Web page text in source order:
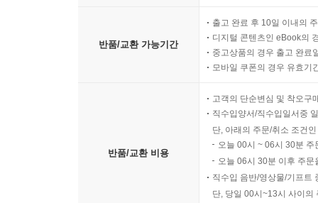
반품/교환 가능기간
출고 완료 후 10일 이내의
디지털 콘텐츠인 eBook의
중고상품의 경우 출고 완료
모바일 쿠폰의 경우 유효기
반품/교환 비용
고객의 단순변심 및 착오구
직수입양서/직수입일서중
단, 아래의 주문/취소 조건
오늘 00시 ~ 06시 30분
오늘 06시 30분 이후 주
직수입 음반/영상물/기프트
단, 당일 00시~13시 사이의